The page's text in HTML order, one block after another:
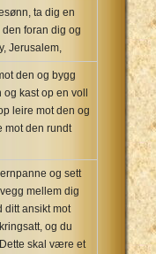
ta dig en
foran dig og
Jerusalem,
den og bygg
og kast op en voll
leire mot den og
mot den rundt
og sett
mellem dig
ditt ansikt mot
og du
skal være et